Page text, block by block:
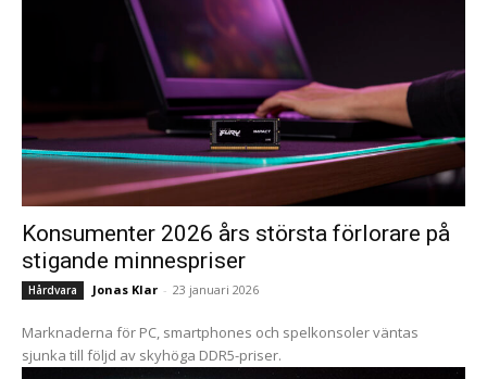
Konsumenter 2026 års största förlorare på
stigande minnespriser
Hårdvara Jonas Klar - 23 januari 2026
Marknaderna för PC, smartphones och spelkonsoler väntas
sjunka till följd av skyhöga DDR5-priser.